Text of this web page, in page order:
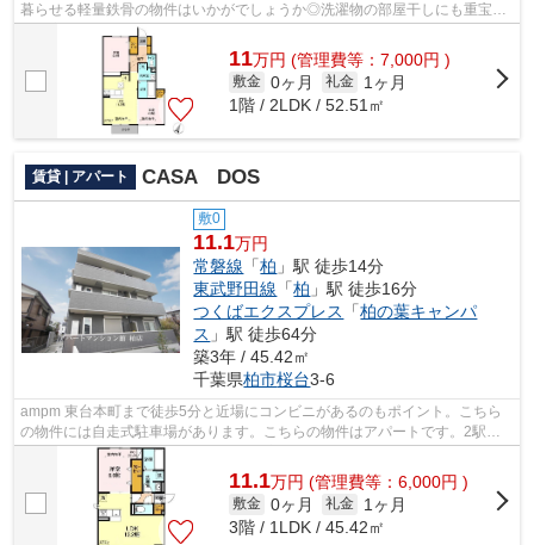
暮らせる軽量鉄骨の物件はいかがでしょうか◎洗濯物の部屋干しにも重宝す
る浴室乾燥機付きのアパートです◎使い勝...
11万円 (管理費等：7,000円 )
敷金 0ヶ月 礼金
1ヶ月
1階 / 2LDK / 52.51㎡
賃貸 | アパート CASA DOS
敷0
11.1万円
常磐線 「柏 」駅 徒歩14分
東武野田線 「柏 」駅 徒歩16分
つくばエクスプレス
「柏の葉キャンパ
ス 」駅 徒歩64分
築3年 / 45.42㎡
千葉県柏市桜台3-6
ampm 東台本町まで徒歩5分と近場にコンビニがあるのもポイント。こちら
の物件には自走式駐車場があります。こちらの物件はアパートです。2駅利
用可能な物件なので、用途や行き先に応じ...
11.1万円 (管理費等：6,000円 )
敷金 0ヶ月 礼金
1ヶ月
3階 / 1LDK / 45.42㎡